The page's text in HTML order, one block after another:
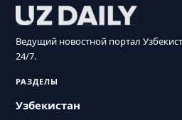
Ведущий новостной портал
24/7.
РАЗДЕЛЫ
Узбекистан